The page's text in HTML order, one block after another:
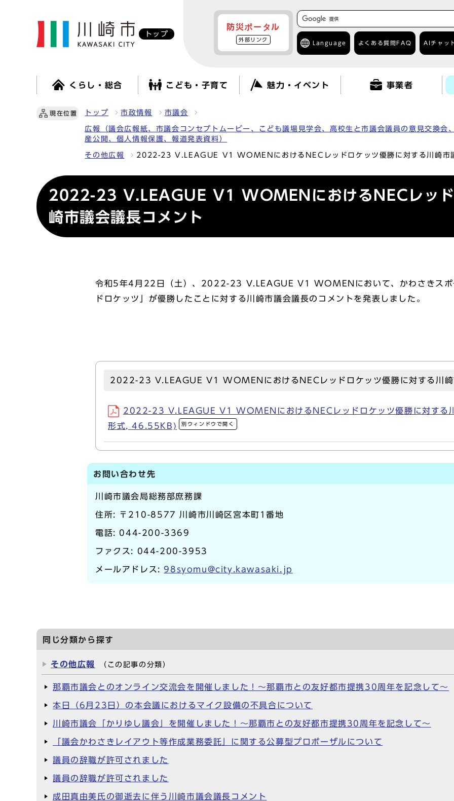
トップ
防災ポータル
外部リンク
Language よくある質問 FAQ AIチャッ
くらし・総合 こども・子育て 魅力・イベント 事業者
現在位置 トップ 市政情報 市議会
広報（議会広報紙、市議会コンセプトムービー、こども議場見学会、高校生と市議会議員の意見交換会
産公開、個人情報保護、報道発表資料）
その他広報 2022-23 V.LEAGUE V1 WOMENにおけるNECレッドロケッツ優勝に対する川崎市
2022-23 V.LEAGUE V1 WOMENにおけるNECレッド
崎市議会議長コメント
令和5年4月22日（土）、2022-23 V.LEAGUE V1 WOMENにおいて、かわさきスポ
ドロケッツ」が優勝したことに対する川崎市議会議長のコメントを発表しました。
2022-23 V.LEAGUE V1 WOMENにおけるNECレッドロケッツ優勝に対する川崎
2022-23 V.LEAGUE V1 WOMENにおけるNECレッドロケッツ優勝に対する
形式, 46.55KB)
別ウィンドウで開く
お問い合わせ先
川崎市議会局総務部庶務課
住所: 〒210-8577 川崎市川崎区宮本町1番地
電話: 044-200-3369
ファクス: 044-200-3953
メールアドレス:98syomu@city.kawasaki.jp
同じ分類から探す
その他広報 （この記事の分類）
那覇市議会とのオンライン交流会を開催しました！～那覇市との友好都市提携30周年を記念して～
本日（6月23日）の本会議におけるマイク設備の不具合について
川崎市議会「かりゆし議会」を開催しました！～那覇市との友好都市提携30周年を記念して～
「議会かわさきレイアウト等作成業務委託」に関する公募型プロポーザルについて
議員の辞職が許可されました
議員の辞職が許可されました
成田真由美氏の御逝去に伴う川崎市議会議長コメント